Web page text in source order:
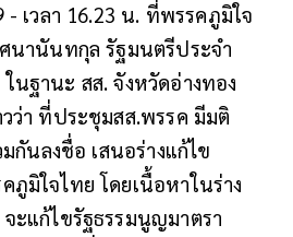
เวลา 16.23 น. ที่พรรคภูมิใจ
นานันทกุล รัฐมนตรีประจำ
นฐานะ สส. จังหวัดอ่างทอง
ว่า ที่ประชุมสส.พรรค มีมติ
กันลงชื่อ เสนอร่างแก้ไข
มิใจไทย โดยเนื้อหาในร่าง
ะแก้ไขรัฐธรรมนูญมาตรา